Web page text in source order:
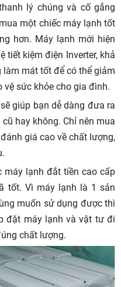
lý chúng và cố gắng
một chiếc máy lạnh tốt
hơn. Máy lạnh mới hiện
tiết kiệm điện Inverter, khả
làm mát tốt để có thể giảm
sức khỏe cho gia đình.
giúp bạn dễ dàng đưa ra
hay không. Chỉ nên mua
giá cao về chất lượng,
lạnh đắt tiền cao cấp
tốt. Vì máy lạnh là 1 sản
muốn sử dụng được thì
đặt máy lạnh và vật tư đi
chất lượng.